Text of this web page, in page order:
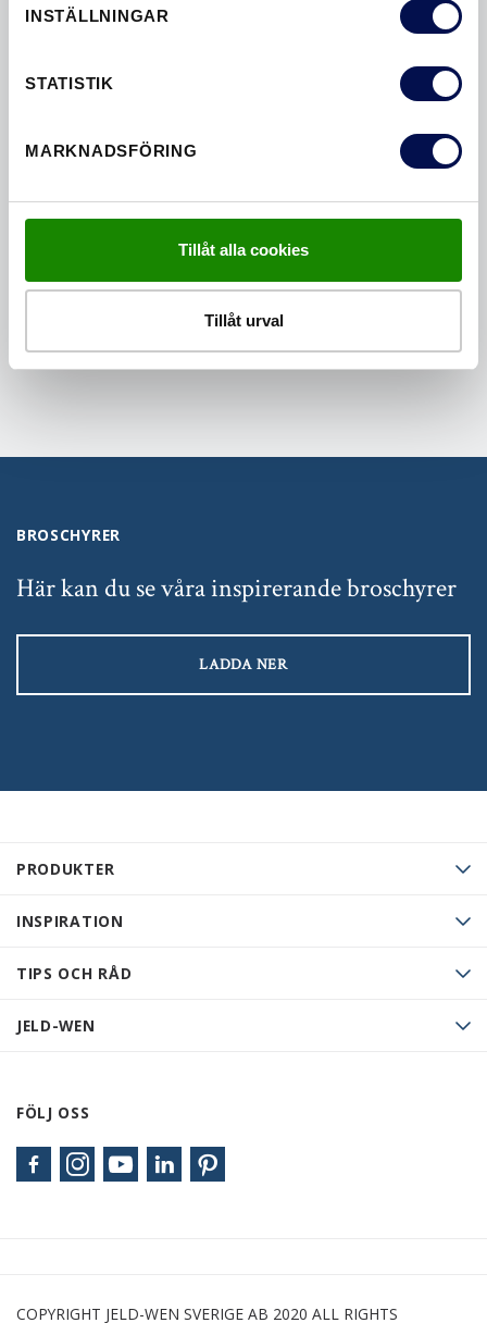
INSTÄLLNINGAR
STATISTIK
MARKNADSFÖRING
Tillåt alla cookies
Tillåt urval
Kontakta oss idag om du har några frågor om våra
PRODUKTER
INSPIRATION
TIPS OCH RÅD
JELD-WEN
FÖLJ OSS
BROSCHYRER
Här kan du se våra inspirerande broschyrer
LADDA NER
COPYRIGHT JELD-WEN SVERIGE AB 2020 ALL RIGHTS